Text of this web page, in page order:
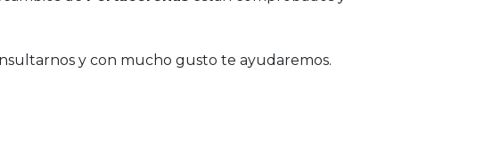
y con mucho gusto te ayudaremos.